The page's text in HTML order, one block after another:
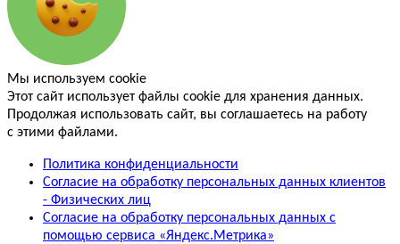
Мы используем cookie
Этот сайт использует файлы cookie для хранения данных.
Продолжая использовать сайт, вы соглашаетесь на работу
с этими файлами.
Политика конфиденциальности
Согласие на обработку персональных данных клиентов
- Физических лиц
Согласие на обработку персональных данных с
помощью сервиса «Яндекс.Метрика»